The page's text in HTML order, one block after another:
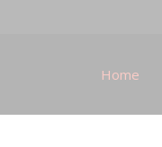
Home